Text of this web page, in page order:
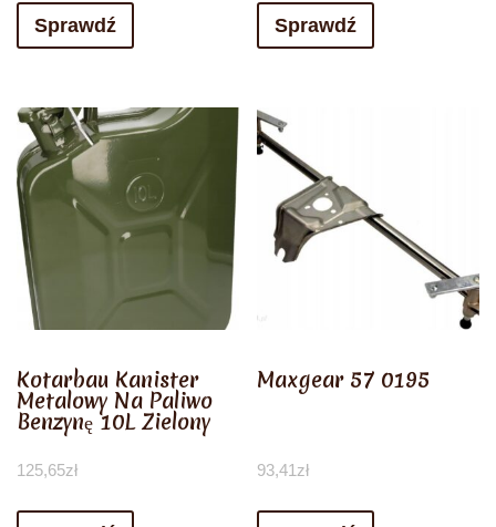
Sprawdź Sprawdź
Kotarbau Kanister
Metalowy Na Paliwo
Benzynę 10L Zielony
125,65zł
Maxgear 57 0195
93,41zł